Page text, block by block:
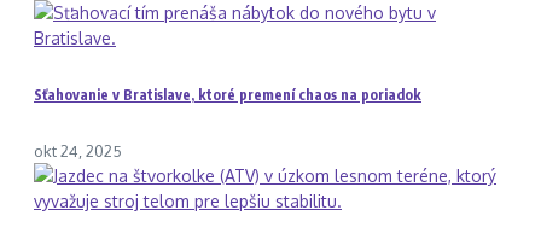
Sťahovanie v Bratislave, ktoré premení chaos na poriadok
okt 24, 2025